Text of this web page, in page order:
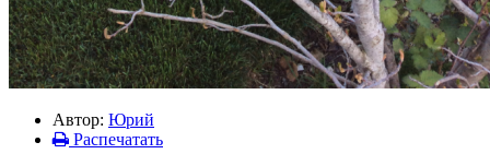
Автор: Юрий
Распечатать